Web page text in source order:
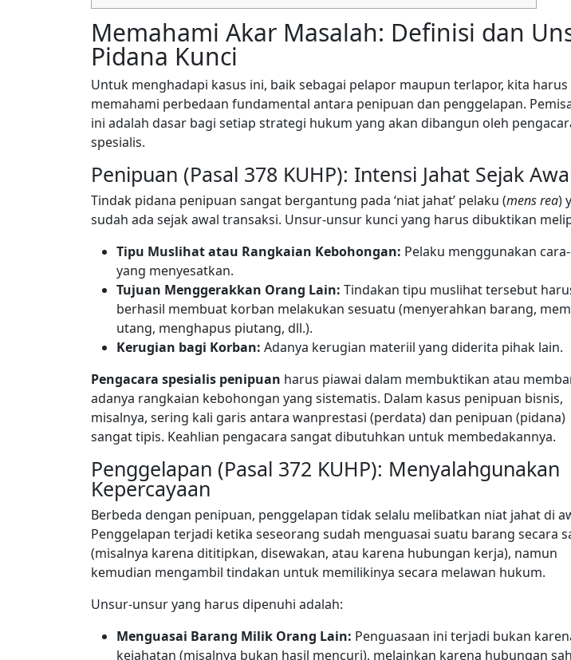
Memahami Akar Masalah: Definisi dan
Pidana Kunci
Untuk menghadapi kasus ini, baik sebagai pelapor maupun terlapor, kita harus
memahami perbedaan fundamental antara penipuan dan penggelapan.
ini adalah dasar bagi setiap strategi hukum yang akan dibangun oleh
spesialis.
Penipuan (Pasal 378 KUHP): Intensi Jahat Sejak
Tindak pidana penipuan sangat bergantung pada ‘niat jahat’ pelaku (mens rea)
sudah ada sejak awal transaksi. Unsur-unsur kunci yang harus dibuktikan
Tipu Muslihat atau Rangkaian Kebohongan: Pelaku menggunakan
yang menyesatkan.
Tujuan Menggerakkan Orang Lain: Tindakan tipu muslihat tersebut
berhasil membuat korban melakukan sesuatu (menyerahkan barang,
utang, menghapus piutang, dll.).
Kerugian bagi Korban: Adanya kerugian materiil yang diderita pihak lain.
Pengacara spesialis penipuan harus piawai dalam membuktikan atau
adanya rangkaian kebohongan yang sistematis. Dalam kasus penipuan bisnis,
misalnya, sering kali garis antara wanprestasi (perdata) dan penipuan (pidana)
sangat tipis. Keahlian pengacara sangat dibutuhkan untuk membedakannya.
Penggelapan (Pasal 372 KUHP): Menyalahgunakan
Kepercayaan
Berbeda dengan penipuan, penggelapan tidak selalu melibatkan niat jahat di
Penggelapan terjadi ketika seseorang sudah menguasai suatu barang secara
(misalnya karena dititipkan, disewakan, atau karena hubungan kerja), namun
kemudian mengambil tindakan untuk memilikinya secara melawan hukum.
Unsur-unsur yang harus dipenuhi adalah:
Menguasai Barang Milik Orang Lain: Penguasaan ini terjadi bukan
kejahatan (misalnya bukan hasil mencuri), melainkan karena hubungan sah